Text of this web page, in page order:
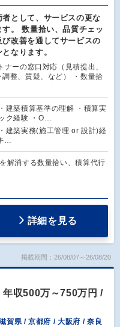
として、サービスの更な
。 数量拾い、品質チェッ
改善を通してサービスの
なります。
ナーの窓口対応（見積提出、
整、質疑、など） ・数量拾
建築積算基準の理解 ・積算実
ク経験 ・O…
建築実務(施工管理 or 設計)経
…
解消する数量拾い、積算代行
詳細を見る
掲載期間：26/08/07～26/08/20
年収500万～750万円 /
賀県 / 京都府 / 大阪府 / 奈良